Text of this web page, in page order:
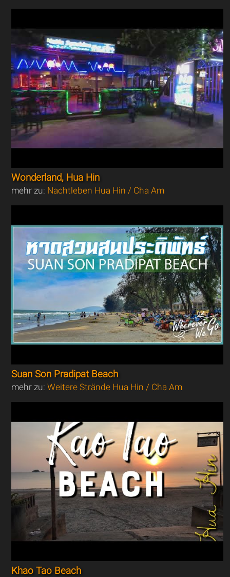
Wonderland, Hua Hin
mehr zu: Nachtleben Hua Hin / Cha Am
Suan Son Pradipat Beach
mehr zu:Weitere Strände Hua Hin / Cha Am
Khao Tao Beach